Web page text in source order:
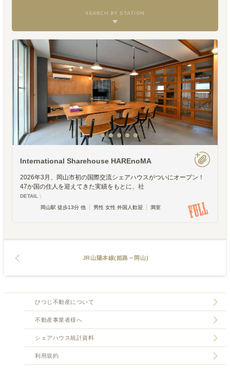
SEARCH BY STATION
International Sharehouse HAREnoMA
2026年3月、岡山市初の国際交流シェアハウスがついにオープン！
47か国の住人を迎えてきた実績をもとに、社
DETAIL :
岡山駅 徒歩13分 他
男性 女性 外国人歓迎 満室
JR山陽本線(姫路～岡山)
ひつじ不動産について
不動産事業者様へ
シェアハウス統計資料
利用規約